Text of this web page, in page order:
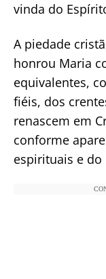
vinda do
A piedade
honrou Maria
equivalentes,
fiéis, dos
renascem em
conforme
espirituais e